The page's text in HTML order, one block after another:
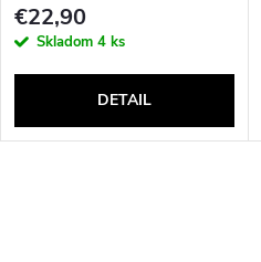
€22,90
Skladom 4 ks
DETAIL